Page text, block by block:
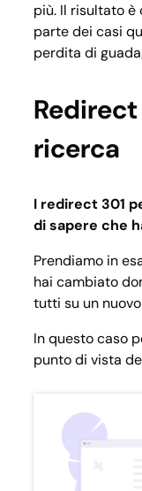
più. Il risultato
parte dei casi
perdita di
ricerca
I redirect 301
di sapere che
Prendiamo in
hai cambiato
tutti su un
In questo caso
punto di vista